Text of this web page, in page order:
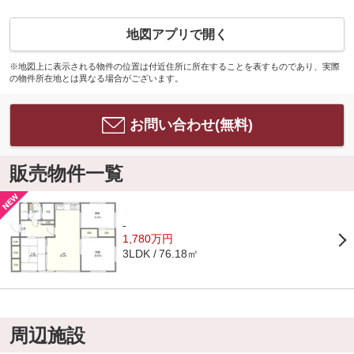
地図アプリで開く
※地図上に表示される物件の位置は付近住所に所在することを表すものであり、実際
の物件所在地とは異なる場合がございます。
お問い合わせ(無料)
販売物件一覧
-
1,780万円
3LDK 76.18㎡
周辺施設